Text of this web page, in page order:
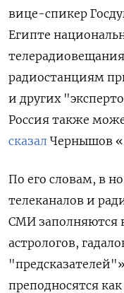
вице-спикер
Египте
радиостанциям
и других
Россия также
сказал Чернышов
По его словам, в
телеканалов и
СМИ заполняются
астрологов,
преподносятся